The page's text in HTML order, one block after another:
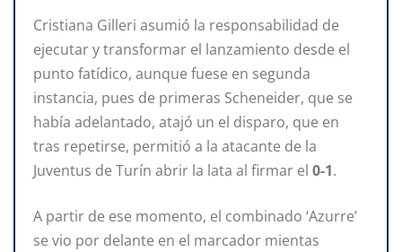
Cristiana Gilleri asumió la responsabilidad de
ejecutar y transformar el lanzamiento desde el
punto fatídico, aunque fuese en segunda
instancia, pues de primeras Scheneider, que se
había adelantado, atajó un el disparo, que en
tras repetirse, permitió a la atacante de la
Juventus de Turín abrir la lata al firmar el 0-1.
A partir de ese momento, el combinado ‘Azurre’
se vio por delante en el marcador mientas